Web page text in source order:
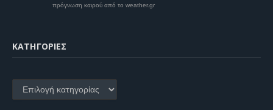
πρόγνωση καιρού από το weather.gr
KΑΤΗΓΟΡΊΕΣ
Kατηγορίες